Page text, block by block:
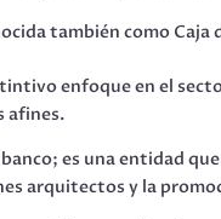
también como
enfoque en el
afines.
es una entidad
arquitectos y la